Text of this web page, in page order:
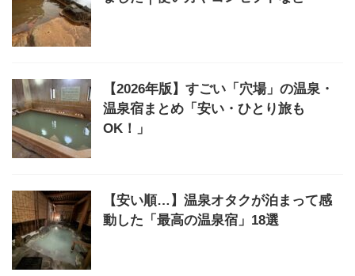
【2026年版】すごい「穴場」の温泉・
温泉宿まとめ「安い・ひとり旅も
OK！」
【安い順…】温泉オタクが泊まって感
動した「最高の温泉宿」18選